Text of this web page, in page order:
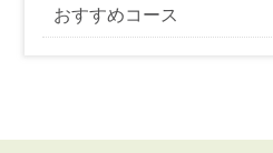
おすすめコース